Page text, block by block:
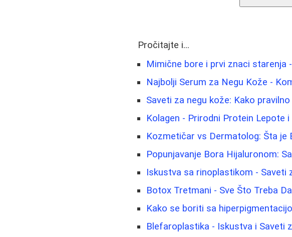
Pročitajte i...
Mimične bore i prvi znaci starenja
Najbolji Serum za Negu Kože -
Saveti za negu kože: Kako
Kolagen - Prirodni Protein Lepote i
Kozmetičar vs Dermatolog: Šta je
Popunjavanje Bora Hijaluronom:
Iskustva sa rinoplastikom - Saveti
Botox Tretmani - Sve Što Treba
Kako se boriti sa
Blefaroplastika - Iskustva i Saveti